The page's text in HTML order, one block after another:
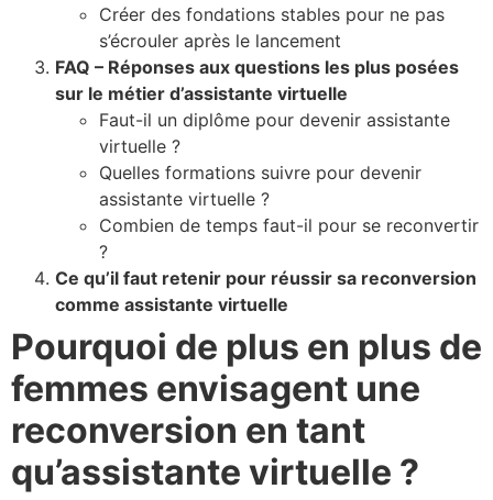
Créer des fondations stables pour ne pas
s’écrouler après le lancement
FAQ – Réponses aux questions les plus posées
sur le métier d’assistante virtuelle
Faut-il un diplôme pour devenir assistante
virtuelle ?
Quelles formations suivre pour devenir
assistante virtuelle ?
Combien de temps faut-il pour se reconvertir
?
Ce qu’il faut retenir pour réussir sa reconversion
comme assistante virtuelle
Pourquoi de plus en plus de
femmes envisagent une
reconversion en tant
qu’assistante virtuelle ?